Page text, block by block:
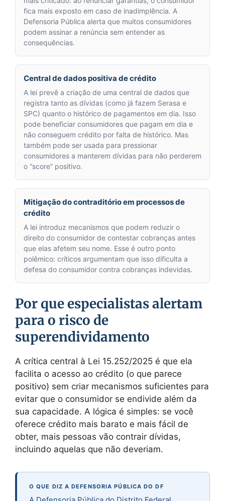
fica mais exposto em caso de inadimplência. A
Defensoria Pública alerta que muitos consumidores
podem assinar a renúncia sem entender as
consequências.
Central de dados positiva de crédito
A lei prevê a criação de uma central de dados que
registra tanto as dívidas (como já fazem Serasa e
SPC) quanto o histórico de pagamentos em dia. Isso
pode beneficiar consumidores que pagam em dia e
não conseguem crédito por falta de histórico. Mas
também pode ser usada para pressionar
consumidores a manterem dívidas para não perderem
o “score” positivo.
Mitigação do contraditório em processos de
crédito
A lei introduz mecanismos que podem reduzir o
direito do consumidor de contestar cobranças antes
que elas afetem seu nome. Esse é outro ponto
polêmico: críticos argumentam que isso dificulta a
defesa do consumidor contra cobranças indevidas.
Por que especialistas alertam
para o risco de
superendividamento
A crítica central à Lei 15.252/2025 é que ela
facilita o acesso ao crédito (o que parece
positivo) sem criar mecanismos suficientes para
evitar que o consumidor se endivide além da
sua capacidade. A lógica é simples: se você
oferece crédito mais barato e mais fácil de
obter, mais pessoas vão contrair dívidas,
incluindo aquelas que não deveriam.
O QUE DIZ A DEFENSORIA PÚBLICA DO DF